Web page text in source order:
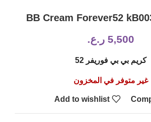
BB Cream Forever52
5,500 ر.ع.
كريم بي بي فوريفر 52
غير متوفر في المخزون
Add to wishlist